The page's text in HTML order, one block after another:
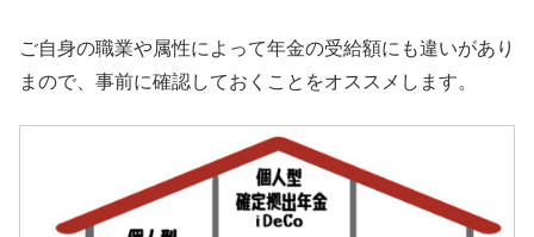
ご自身の職業や属性によって年金の受給額にも違いがあり
まので、事前に確認しておくことをオススメします。